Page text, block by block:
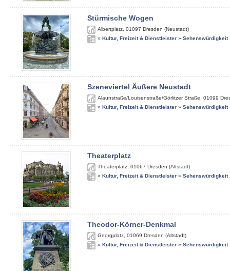
Stürmische Wogen
Albertplatz 01097 Dresden (Neustadt)
» Kultur, Freizeit & Dienstleister » Sehenswürdigkeit
Szeneviertel Äußere Neustadt
Alaunstraße/Louisenstraße/Görlitzer Straße 01099
» Kultur, Freizeit & Dienstleister » Sehenswürdigkeit
Theaterplatz
Theaterplatz 01067 Dresden (Altstadt)
» Kultur, Freizeit & Dienstleister » Sehenswürdigkeit
Theodor-Körner-Denkmal
Georgplatz 01069 Dresden (Altstadt)
» Kultur, Freizeit & Dienstleister » Sehenswürdigkeit